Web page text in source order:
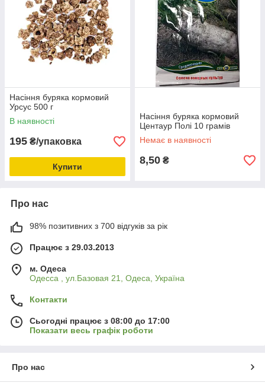
Насіння буряка кормовий
Урсус 500 г
В наявності
195 ₴/упаковка
Купити
Насіння буряка кормовий
Центаур Полі 10 грамів
Немає в наявності
8,50 ₴
Про нас
98% позитивних з 700 відгуків за рік
Працює з 29.03.2013
м. Одеса
Одесса , ул.Базовая 21, Одеса, Україна
Контакти
Сьогодні працює з 08:00 до 17:00
Показати весь графік роботи
Про нас